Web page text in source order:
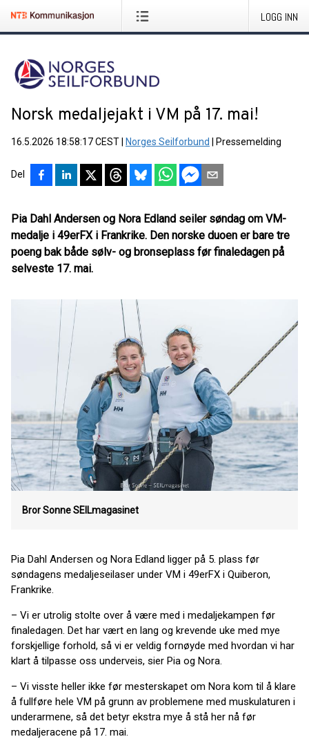
LOGG INN
Norsk medaljejakt i VM på 17. mai!
16.5.2026 18:58:17 CEST Norges Seilforbund Pressemelding
Del
Pia Dahl Andersen og Nora Edland seiler søndag om VM-
medalje i 49erFX i Frankrike. Den norske duoen er bare tre
poeng bak både sølv- og bronseplass før finaledagen på
selveste 17. mai.
Bror SonneSEILmagasinet
Pia Dahl Andersen og Nora Edland ligger på 5. plass før
søndagens medaljeseilaser under VM i 49erFX i Quiberon,
Frankrike.
– Vi er utrolig stolte over å være med i medaljekampen før
finaledagen. Det har vært en lang og krevende uke med mye
forskjellige forhold, så vi er veldig fornøyde med hvordan vi har
klart å tilpasse oss underveis, sier Pia og Nora.
– Vi visste heller ikke før mesterskapet om Nora kom til å klare
å fullføre hele VM på grunn av problemene med muskulaturen i
underarmene, så det betyr ekstra mye å stå her nå før
medaljeracene på 17. mai.